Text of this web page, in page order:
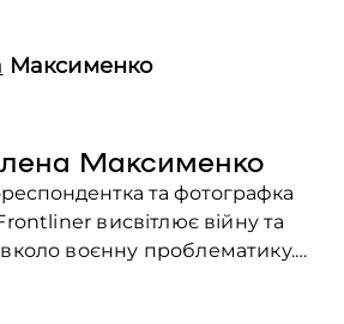
Максименко
Максименко
та фотографка
висвітлює війну та
воєнну проблематику.
книжок: поетичні збірки